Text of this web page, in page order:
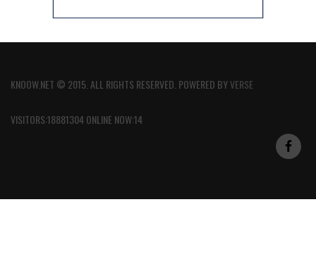
KNOOW.NET © 2015. ALL RIGHTS RESERVED. POWERED BYVERSE
VISITORS:18881304 ONLINE NOW:14